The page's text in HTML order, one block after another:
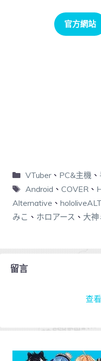
官方網站
VTuber、 PC&主機 、
Android 、 COVER 、
Alternative 、 hololiveALT
みこ 、 ホロアース 、 大神
留言
查